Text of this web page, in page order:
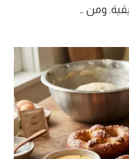
ومن …